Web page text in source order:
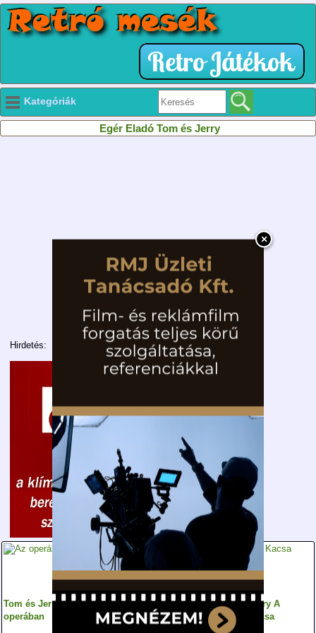
×
Kategóriák
Egér Eladó Tom és Jerry
Hirdetés:
Tom és Jerry Az
operában
Tom és Jerry:
Segítség a Télapónak
Tom és Jerry A
Kishitű Kacsa